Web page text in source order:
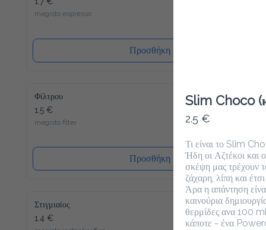
megisto espresso
Προσθήκη
Φίλτρου
1.5 €
megisto filter
Προσθήκη
Στιγμιαίος
1.4 €
Slim Choco
2.5 €
Τι είναι το Slim
Ήδη οι Αζτέκοι και
σκέψη μας τρέχουν
ζάχαρη, λίπη και
Άρα η απάντηση
καινούρια
θερμίδες ανα 100
κάποτε - ένα